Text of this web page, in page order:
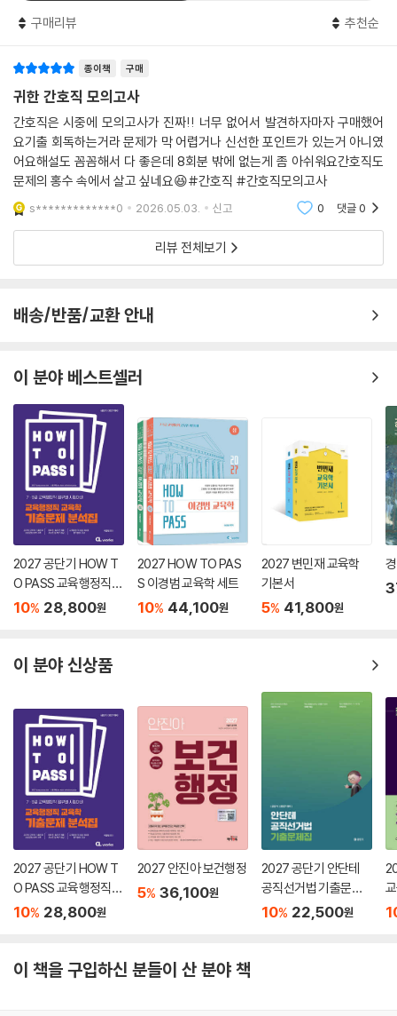
구매리뷰 추천순
종이책 구매
귀한 간호직 모의고사
간호직은 시중에 모의고사가 진짜!! 너무 없어서 발견하자마자 구매했어
요기출 회독하는거라 문제가 막 어렵거나 신선한 포인트가 있는거 아니였
어요해설도 꼼꼼해서 다 좋은데 8회분 밖에 없는게 좀 아쉬워요간호직도
문제의 홍수 속에서 살고 싶네요😆#간호직 #간호직모의고사
s*************0 2026.05.03. 신고 0 댓글0
리뷰 전체보기
배송/반품/교환 안내
이 분야 베스트셀러
2027 공단기 HOW T
O PASS 교육행정직
교육학 기출문제 분석
10% 28,800원
2027 HOW TO PAS
S 이경범 교육학 세트
10% 44,100원
2027 변민재 교육학
기본서
5% 41,800원
이 분야 신상품
2027 공단기 HOW T
O PASS 교육행정직
교육학 기출문제 분석
10% 28,800원
2027 안진아 보건행정
5% 36,100원
2027 공단기 안단테
공직선거법 기출문제
집
10% 22,500원
이 책을 구입하신 분들이 산 분야 책